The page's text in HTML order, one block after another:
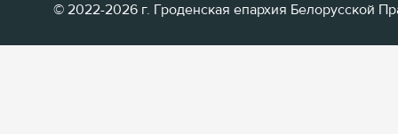
© 2022-2026 г. Гроденская епархия Белорусской